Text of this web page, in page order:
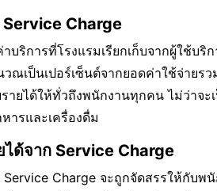
Service Charge
บริการที่โรงแรมเรียกเก็บจากผู้ใช้บ
ณเป็นเปอร์เซ็นต์จากยอดค่าใช้จ่ายร
รายได้ให้ทั่วถึงพนักงานทุกคน ไม่ว่า
ารและเครื่องดื่ม
ได้จาก Service Charge
Service Charge จะถูกจัดสรรให้กับ